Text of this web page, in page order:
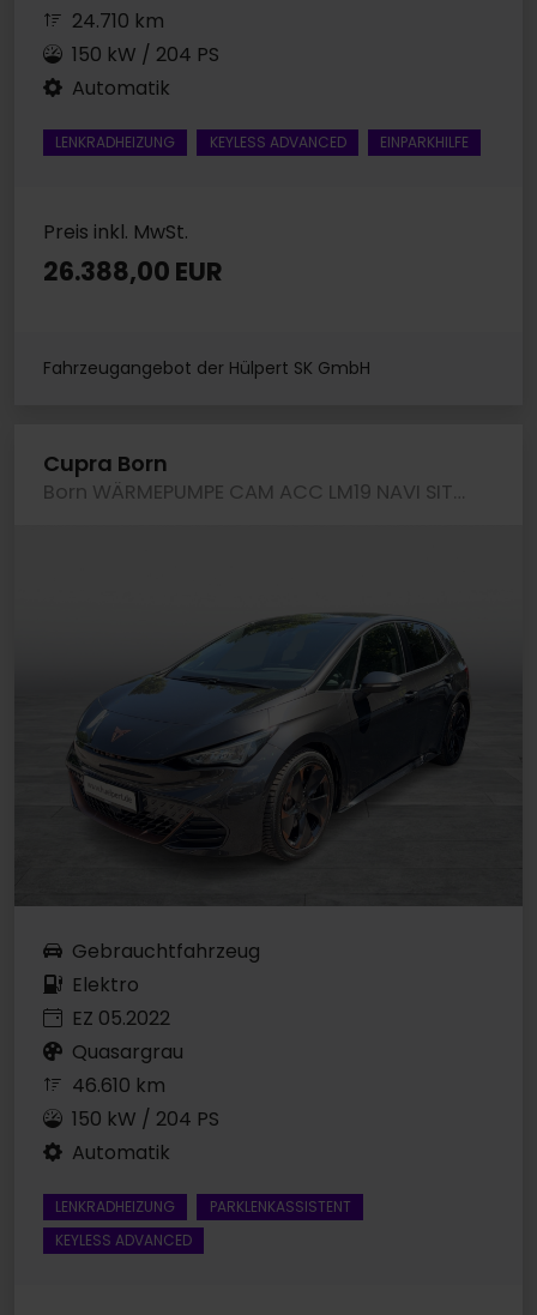
24.710 km
150 kW / 204 PS
Automatik
LENKRADHEIZUNG KEYLESS ADVANCED EINPARKHILFE
Preis inkl. MwSt.
26.388,00 EUR
Fahrzeugangebot der Hülpert SK GmbH
Cupra Born
Born WÄRMEPUMPE CAM ACC LM19 NAVI SITZHEIZUNG
Gebrauchtfahrzeug
Elektro
EZ 05.2022
Quasargrau
46.610 km
150 kW / 204 PS
Automatik
LENKRADHEIZUNG
PARKLENKASSISTENT
KEYLESS ADVANCED